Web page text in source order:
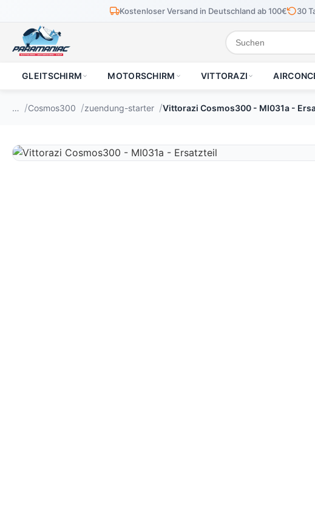
Kostenloser Versand in Deutschland ab 100€ 30
GLEITSCHIRM MOTORSCHIRM VITTORAZI
… Cosmos300 zuendung-starter Vittorazi Cosmos300 - MI031a -